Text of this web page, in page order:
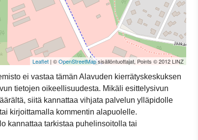
Leaflet | ©OpenStreetMapsisällöntuottajat, Points © 2012 LINZ
ei vastaa tämän Alavuden kierrätyskeskuksen
tietojen oikeellisuudesta. Mikäli esittelysivun
siitä kannattaa vihjata palvelun ylläpidolle
tai kirjoittamalla kommentin alapuolelle.
kannattaa tarkistaa puhelinsoitolla tai